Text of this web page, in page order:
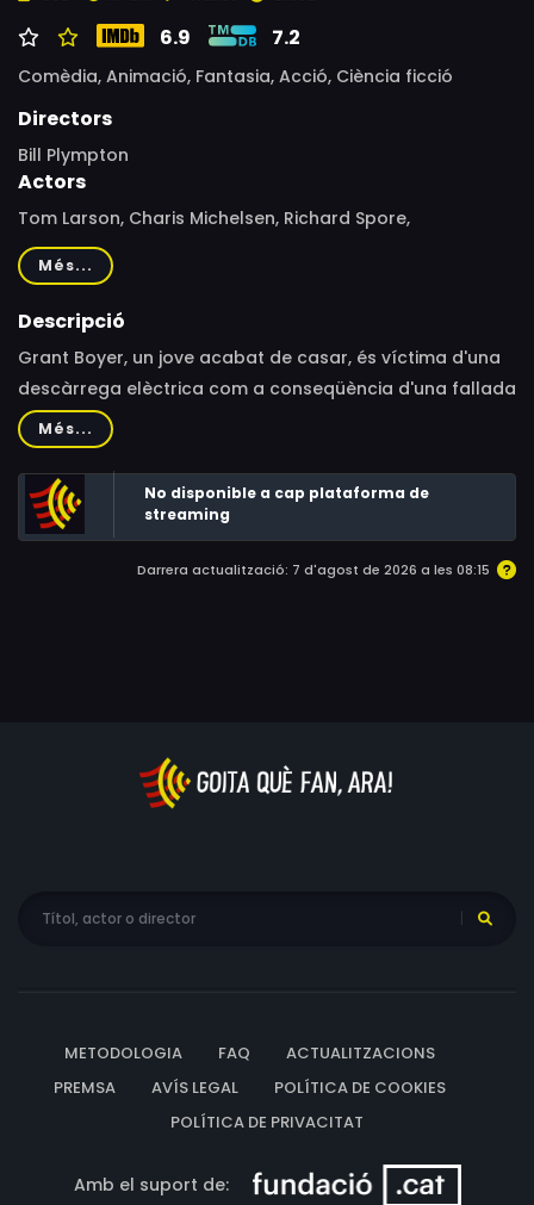
6.9 7.2
Comèdia, Animació, Fantasia, Acció, Ciència ficció
Directors
Bill Plympton
Actors
Tom Larson, Charis Michelsen, Richard Spore,
Christopher Cooke, Ruth Ray, J.B. Adams, John Russo Jr.,
Jennifer Senko
Més...
Descripció
Grant Boyer, un jove acabat de casar, és víctima d'una
descàrrega elèctrica com a conseqüència d'una fallada
en l'antena de televisió provocada per uns ànecs en zel.
Més...
No disponible a cap plataforma de
streaming
Darrera actualització: 7 d'agost de 2026 a les 08:15
METODOLOGIA FAQ
ACTUALITZACIONS
PREMSA
AVÍS LEGAL
POLÍTICA DE COOKIES
POLÍTICA DE PRIVACITAT
Amb el suport de: